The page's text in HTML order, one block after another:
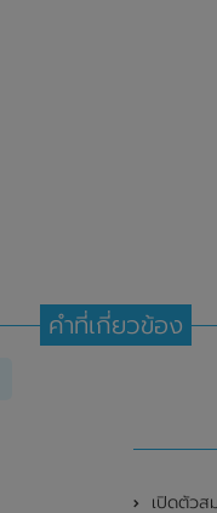
คำที่เกี่ยวข้อง
เปิดตัวสมาร์ทโฟน Vivo